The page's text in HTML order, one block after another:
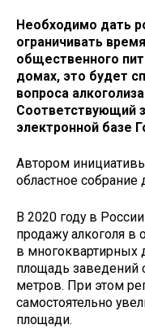
Необходимо дать
ограничивать
общественного
домах, это будет
вопроса
Соответствующий
электронной базе
Автором
областное собрание
В 2020 году в
продажу алкоголя в
в многоквартирных
площадь заведений
метров. При этом
самостоятельно
площади.